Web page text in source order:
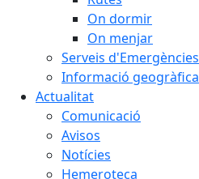
On dormir
On menjar
Serveis d'Emergències
Informació geogràfica
Actualitat
Comunicació
Avisos
Notícies
Hemeroteca